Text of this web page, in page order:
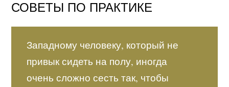
СОВЕТЫ ПО ПРАКТИКЕ
Западному человеку, который не
привык сидеть на полу, иногда
очень сложно сесть так, чтобы